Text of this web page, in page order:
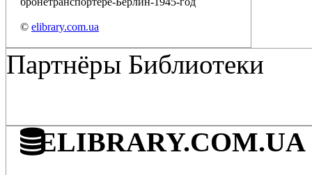
© elibrary.com.ua
Партнёры Библиотеки
ELIBRARY.COM.UA